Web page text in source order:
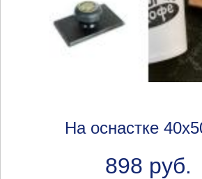
На оснастке
898 руб.